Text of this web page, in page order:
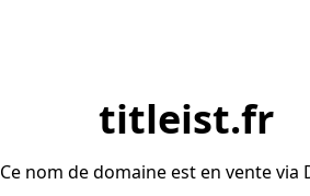
titleist.fr
Ce nom de domaine est en vente via